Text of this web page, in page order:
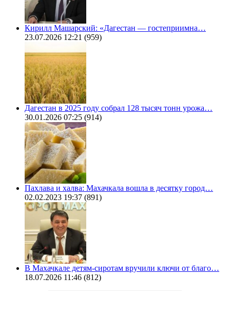
Кирилл Машарский: «Дагестан — гостеприимна…
23.07.2026 12:21 (959)
Дагестан в 2025 году собрал 128 тысяч тонн урожа…
30.01.2026 07:25 (914)
Пахлава и халва: Махачкала вошла в десятку город…
02.02.2023 19:37 (891)
В Махачкале детям-сиротам вручили ключи от благо…
18.07.2026 11:46 (812)